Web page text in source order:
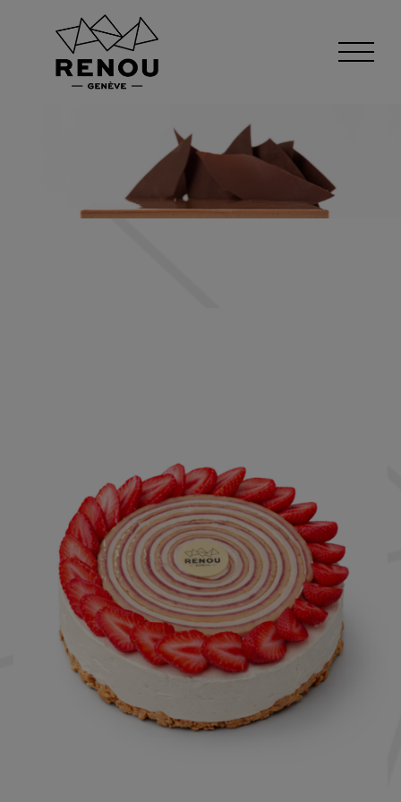
Nécessaire
Ces cookies ne
sont pas
facultatifs. Ils
nécessaires au